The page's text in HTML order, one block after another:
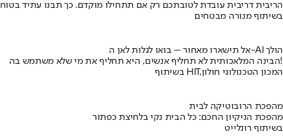
הריבית דריבית עובדת לטובתכם רק אם תתחילו מוקדם. כך תבנו עתיד בטוח
בשיתוף מנורה מבטחים
אל תישארו מאחור – בואו לגלות לאן ה-AI הולך
הבינה המלאכותית לא תחליף אנשים, היא תחליף את מי שלא משתמש בה!
בשיתוף HIT,המכון הטכנולוגי חולון
מהפכת הרובוטיקה לבית
מהפכת הניקיון החכם: כל הבית נקי בלחיצת כפתור
בשיתוף רונלייט